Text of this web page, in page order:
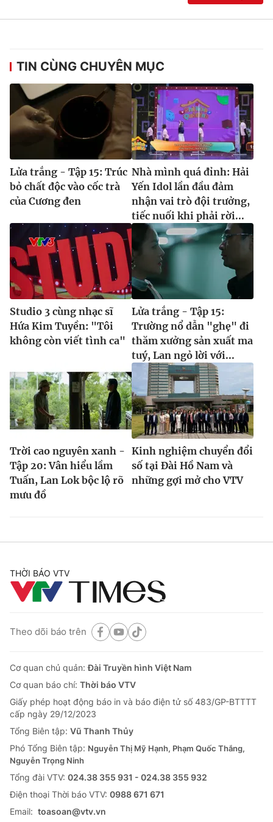
TIN CÙNG CHUYÊN MỤC
Lửa trắng - Tập 15: Trúc
bỏ chất độc vào cốc trà
của Cương đen
Nhà mình quá đỉnh: Hải
Yến Idol lần đầu đảm
nhận vai trò đội trưởng,
tiếc nuối khi phải rời...
Studio 3 cùng nhạc sĩ
Hứa Kim Tuyền: "Tôi
không còn viết tình ca"
Lửa trắng - Tập 15:
Trường nổ dẫn "ghẹ" đi
thăm xưởng sản xuất ma
tuý, Lan ngỏ lời với...
Trời cao nguyên xanh -
Tập 20: Vân hiểu lầm
Tuấn, Lan Lok bộc lộ rõ
mưu đồ
Kinh nghiệm chuyển đổi
số tại Đài Hồ Nam và
những gợi mở cho VTV
THỜI BÁO VTV
Theo dõi báo trên
Cơ quan chủ quản:Đài Truyền hình Việt Nam
Cơ quan báo chí: Thời báo VTV
Giấy phép hoạt động báo in và báo điện tử số 483/GP-BTTTT
cấp ngày 29/12/2023
Tổng Biên tập: Vũ Thanh Thủy
Phó Tổng Biên tập: Nguyễn Thị Mỹ Hạnh, Phạm Quốc Thắng,
Nguyễn Trọng Ninh
Tổng đài VTV: 024.38 355 931 - 024.38 355 932
Ðiện thoại Thời báo VTV: 0988 671 671
Email: toasoan@vtv.vn